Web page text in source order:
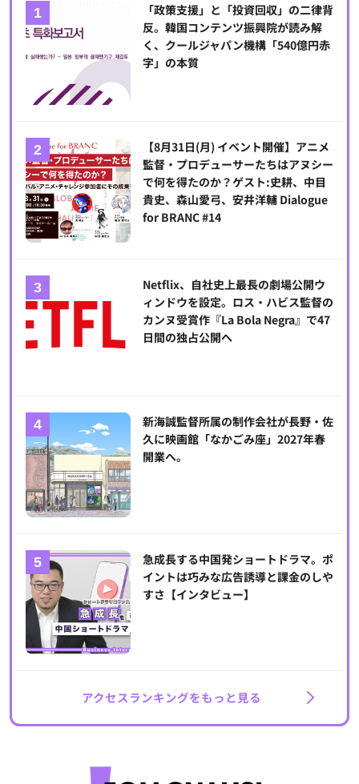
「政策支援」と「投資回収」の二律背
反。韓国コンテンツ振興院が読み解
く、クールジャパン機構「540億円赤
字」の本質
【8月31日(月) イベント開催】アニメ
監督・プロデューサーたちはアヌシー
で何を得たのか？ゲスト:史耕、中目
貴史、森山愛弓、安井洋輔 Dialogue
for BRANC #14
Netflix、自社史上最長の劇場公開ウ
ィンドウを設定。ロス・ハビス監督の
カンヌ受賞作『La Bola Negra』で47
日間の独占公開へ
新海誠監督所属の制作会社が長野・佐
久に映画館「なかごみ座」2027年春
開業へ。
急成長する中国発ショートドラマ。ポ
イントは巧みな広告誘導と課金のしや
すさ【インタビュー】
アクセスランキングをもっと見る